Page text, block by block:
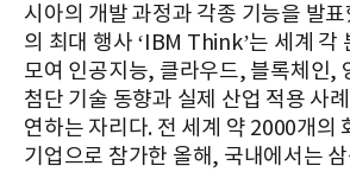
시아의 개발 과정과 각종 기능을 발
의 최대 행사 ‘IBM Think’는 세계 각
모여 인공지능, 클라우드, 블록체인,
첨단 기술 동향과 실제 산업 적용 사
연하는 자리다. 전 세계 약 2000개의
기업으로 참가한 올해, 국내에서는 삼